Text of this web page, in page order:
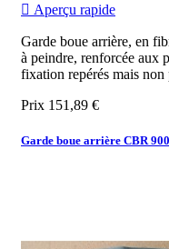
 Aperçu rapide
Garde boue arrière, en
à peindre, renforcée aux
fixation repérés mais non
Prix 151,89 €
Garde boue arrière CBR